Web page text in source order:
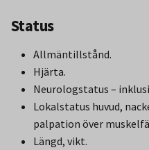
Status
Allmäntillstånd.
Hjärta.
Neurologstatus –
Lokalstatus huvud,
palpation över
Längd, vikt.